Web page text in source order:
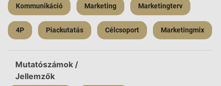
Kommunikáció Marketing Marketingterv
4P Piackutatás Célcsoport Marketingmix
Mutatószámok /
Jellemzők